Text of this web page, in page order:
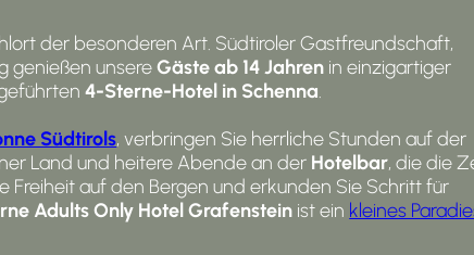
der besonderen Art. Südtiroler Gastfreundschaft,
genießen unsereGäste ab 14 Jahren in einzigartiger
4-Sterne-Hotel in Schenna.
Südtirols, verbringen Sie herrliche Stunden auf der
Land und heitere Abende an der Hotelbar, die die
Freiheit auf den Bergen und erkunden Sie Schritt für
Adults Only Hotel Grafenstein ist ein kleines